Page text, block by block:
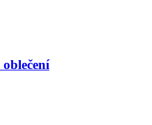
oblečení